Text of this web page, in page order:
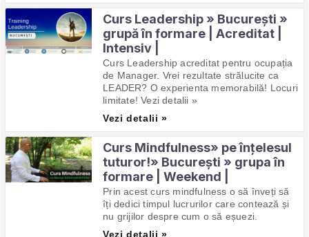
Curs Leadership » București »
grupă în formare | Acreditat |
Intensiv |
Curs Leadership acreditat pentru ocupația
de Manager. Vrei rezultate strălucite ca
LEADER? O experienta memorabilă! Locuri
limitate! Vezi detalii »
Vezi detalii »
Curs Mindfulness» pe înțelesul
tuturor!» București » grupa în
formare | Weekend |
Prin acest curs mindfulness o să înveți să
îți dedici timpul lucrurilor care contează și
nu grijilor despre cum o să eșuezi.
Vezi detalii »